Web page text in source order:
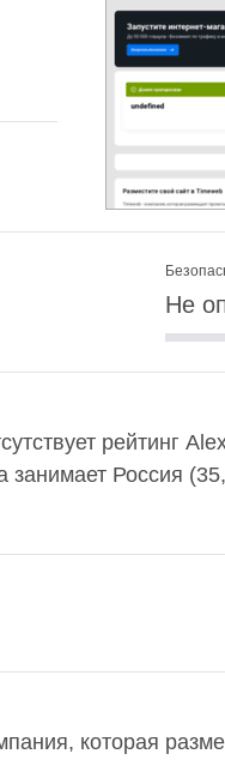
Не
рейтинг
Россия
которая